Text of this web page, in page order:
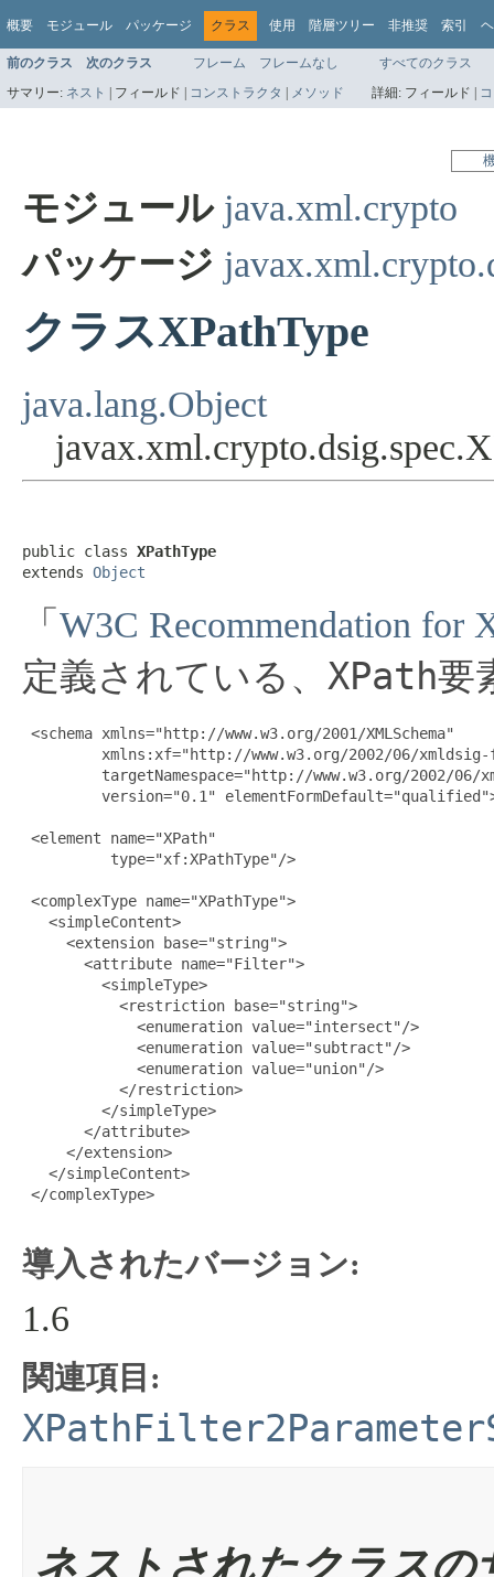
概要 モジュール パッケージ クラス 使用 階層ツリー 非推奨 索引
前のクラス 次のクラス フレーム フレームなし
すべてのクラス
サマリー: ネスト | フィールド | コンストラクタ | メソッド 詳細: フィールド |
モジュール java.xml.crypto
パッケージ
クラスXPathType
java.lang.Object
public class XPathType
extends Object
「 W3C Recommendation for
定義されている、 XPath要
<schema xmlns="http://www.w3.org/2001/XMLSchema"
xmlns:xf="http://www.w3.org/2002/06/xmldsig-
targetNamespace="http://www.w3.org/2002/06/
version="0.1"
<element name="XPath"
          type="xf:XPathType"/>
<complexType name="XPathType">
   <simpleContent>
     <extension base="string">
       <attribute name="Filter">
         <simpleType>
           <restriction base="string">
             <enumeration value="intersect"/>
             <enumeration value="subtract"/>
             <enumeration value="union"/>
           </restriction>
         </simpleType>
       </attribute>
     </extension>
   </simpleContent>
</complexType>
導入されたバージョン:
1.6
関連項目:
ネストされたクラスの